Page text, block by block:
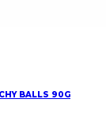
BALLS 90G